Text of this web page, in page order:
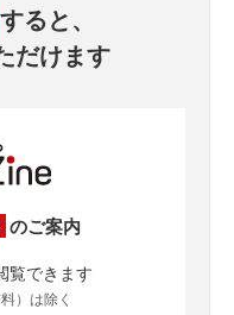
すると、
だけます
のご案内
覧できます
）は除く